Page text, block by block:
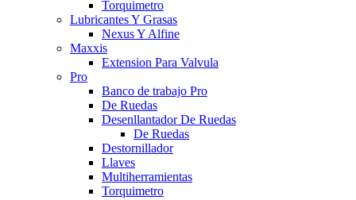
Torquimetro
Lubricantes Y Grasas
Nexus Y Alfine
Maxxis
Extension Para Valvula
Pro
Banco de trabajo Pro
De Ruedas
Desenllantador De Ruedas
De Ruedas
Destornillador
Llaves
Multiherramientas
Torquimetro